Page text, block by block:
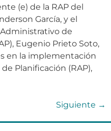
(e) de la RAP del
García, y el
de
Eugenio Prieto Soto,
en la implementación
Planificación (RAP),
Siguiente →